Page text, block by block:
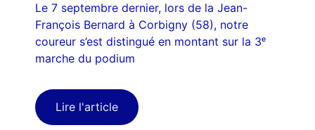
Le 7 septembre dernier, lors de la Jean-
François Bernard à Corbigny (58), notre
coureur s’est distingué en montant sur la 3ᵉ
marche du podium
Lire l'article